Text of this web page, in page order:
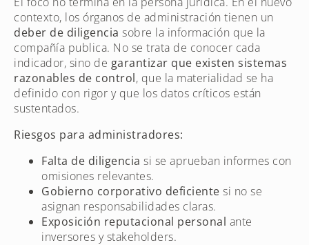
contexto, los órganos de administración tienen un
deber de diligencia sobre la información que la
compañía publica. No se trata de conocer cada
indicador, sino de garantizar que existen sistemas
razonables de control, que la materialidad se ha
definido con rigor y que los datos críticos están
sustentados.
Riesgos para administradores:
Falta de diligencia si se aprueban informes con
omisiones relevantes.
Gobierno corporativo deficiente si no se
asignan responsabilidades claras.
Exposición reputacional personal ante
inversores y stakeholders.